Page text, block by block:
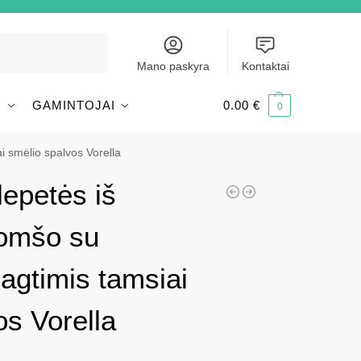
Mano paskyra Kontaktai
GAMINTOJAI 0.00 € 0
smėlio spalvos Vorella
iš
su
tamsiai
Vorella